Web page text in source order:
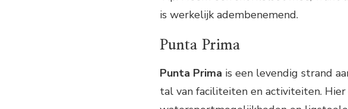
is werkelijk adembenemend.
Punta Prima
Punta Prima is een levendig strand
tal van faciliteiten en activiteiten.